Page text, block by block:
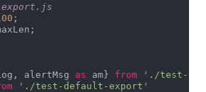
alertMsg as am} from
'./test-
'./test-default-export'